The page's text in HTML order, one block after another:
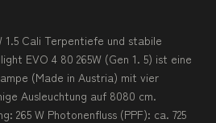
1.5 Cali Terpentiefe und stabile
EVO 4 80 265W (Gen 1. 5) ist eine
(Made in Austria) mit vier
Ausleuchtung auf 8080 cm.
265 W Photonenfluss (PPF): ca. 725